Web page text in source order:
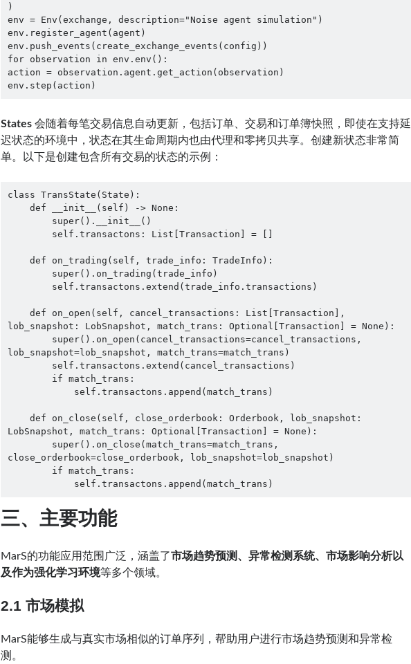
)
env = Env(exchange, description="Noise agent simulation")
env.register_agent(agent)
env.push_events(create_exchange_events(config))
for observation in env.env():
action = observation.agent.get_action(observation)
env.step(action)
States会随着每笔交易信息自动更新，包括订单、交易和订单簿快照，即使在支持延
迟状态的环境中，状态在其生命周期内也由代理和零拷贝共享。创建新状态非常简
单。以下是创建包含所有交易的状态的示例：
class TransState(State):
lob_snapshot: LobSnapshot, match_trans: Optional[Transaction] = None):
lob_snapshot=lob_snapshot, match_trans=match_trans)
LobSnapshot, match_trans: Optional[Transaction] = None):
close_orderbook=close_orderbook, lob_snapshot=lob_snapshot)
            self.transactons.append(match_trans)
三、主要功能
MarS的功能应用范围广泛，涵盖了市场趋势预测、异常检测系统、市场影响分析以
及作为强化学习环境等多个领域。
2.1 市场模拟
MarS能够生成与真实市场相似的订单序列，帮助用户进行市场趋势预测和异常检
测。